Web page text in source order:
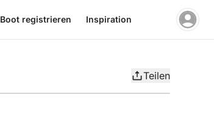
Boot registrieren Inspiration
Teilen